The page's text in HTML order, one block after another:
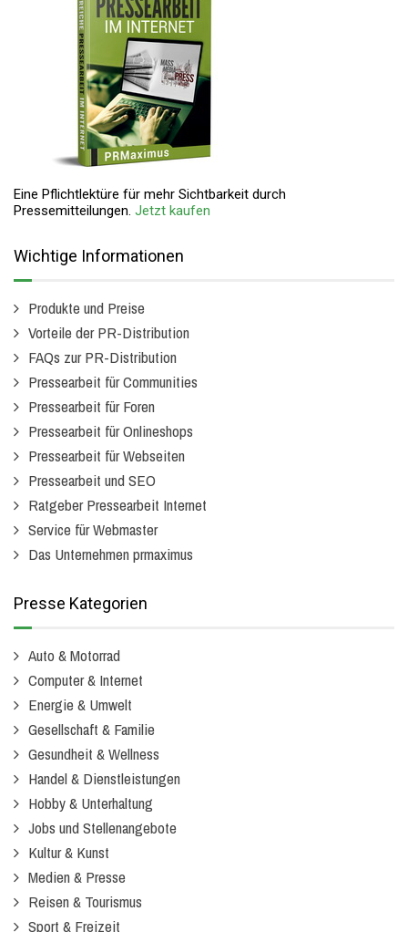
Eine Pflichtlektüre für mehr Sichtbarkeit durch
Pressemitteilungen. Jetzt kaufen
Wichtige Informationen
Produkte und Preise
Vorteile der PR-Distribution
FAQs zur PR-Distribution
Pressearbeit für Communities
Pressearbeit für Foren
Pressearbeit für Onlineshops
Pressearbeit für Webseiten
Pressearbeit und SEO
Ratgeber Pressearbeit Internet
Service für Webmaster
Das Unternehmen prmaximus
Presse Kategorien
Auto & Motorrad
Computer & Internet
Energie & Umwelt
Gesellschaft & Familie
Gesundheit & Wellness
Handel & Dienstleistungen
Hobby & Unterhaltung
Jobs und Stellenangebote
Kultur & Kunst
Medien & Presse
Reisen & Tourismus
Sport & Freizeit